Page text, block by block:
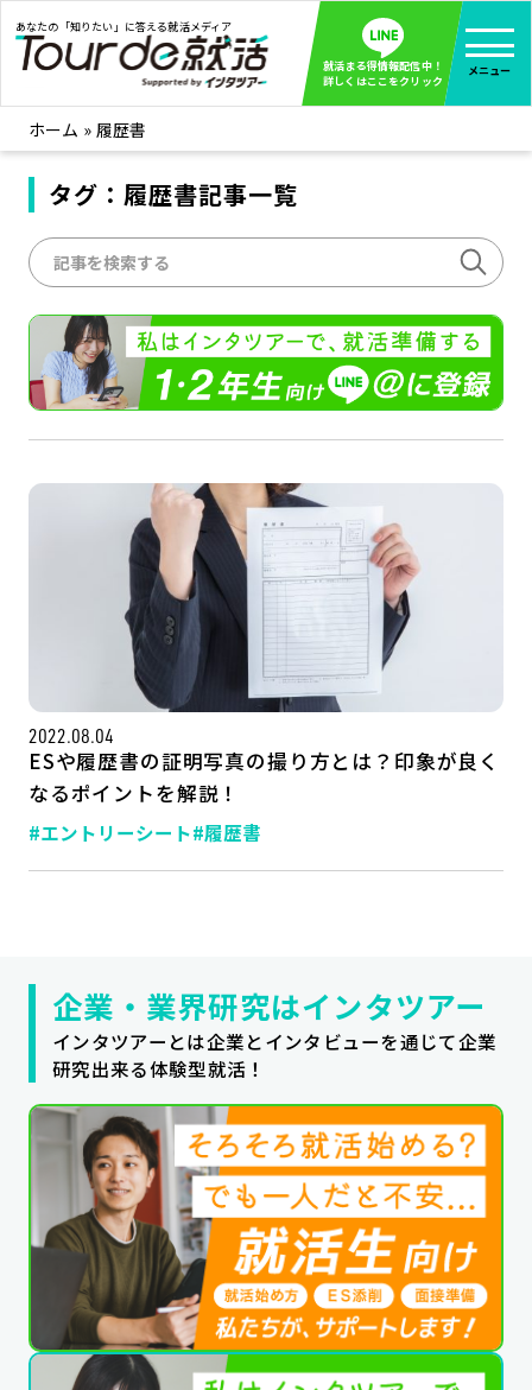
あなたの「知りたい」に答える就活メディア
就活まる得情報配信中！
詳しくはここをクリック
メニュー
就活ノウハウ 全て見る
企業まる見え！特捜部
みんなが知らない企業の裏側を徹底調査！
インタツアー活動レポ 全て見る
インタツアーを使ってどうだった？OBOG成功談
社会人インタビュー 全て見る
社会人になった今、就活を振り返ってみた
学生就活ブログ 全て見る
企業・業界研究はインタツアー
サイトマップ
ホーム » 履歴書
タグ：履歴書記事一覧
2022.08.04
ESや履歴書の証明写真の撮り方とは？印象が良く
なるポイントを解説！
#エントリーシート#履歴書
企業・業界研究はインタツアー
インタツアーとは企業とインタビューを通じて企業
研究出来る体験型就活！